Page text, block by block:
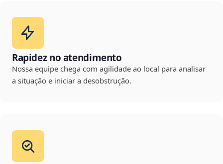
Rapidez no atendimento
Nossa equipe chega com agilidade ao local para analisar
a situação e iniciar a desobstrução.